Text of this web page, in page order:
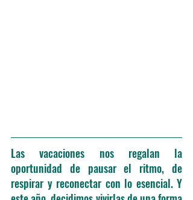
Las vacaciones nos regalan la
oportunidad de pausar el ritmo, de
respirar y reconectar con lo esencial. Y